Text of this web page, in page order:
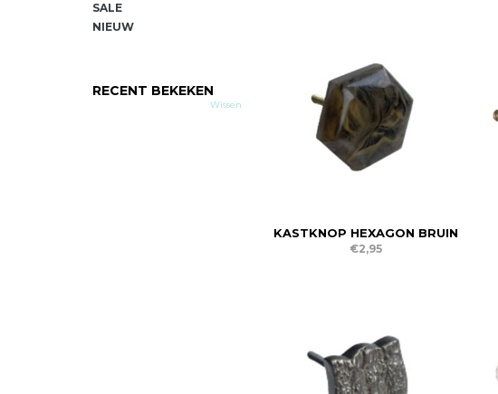
SALE
NIEUW
RECENT BEKEKEN
Wissen
KASTKNOP HEXAGON BRUIN
€2,95